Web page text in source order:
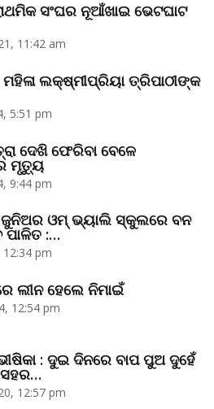
ସଂଘର ନୂଆଁଖାଇ ଭେଟଘାଟ
11:42 am
ମହିଳା ଲକ୍ଷ୍ମୀପ୍ରିୟା ତ୍ରିପାଠୀଙ୍କ
5:51 pm
ଦେଖି ଫେରିବା ବେଳେ
ମୃତ୍ୟୁ
9:44 pm
ଜୁନିଅର ଓମ୍‌ ଭ୍ୟାଲି ସ୍କୁଲରେ ବନ
:…
12:34 pm
ଲୀନ ହେଲେ ନିମାଇଁ
12:54 pm
: ଦୁଇ ଦିନରେ ବାପ ପୁଅ ଦୁହେଁ
ସହର…
12:57 pm